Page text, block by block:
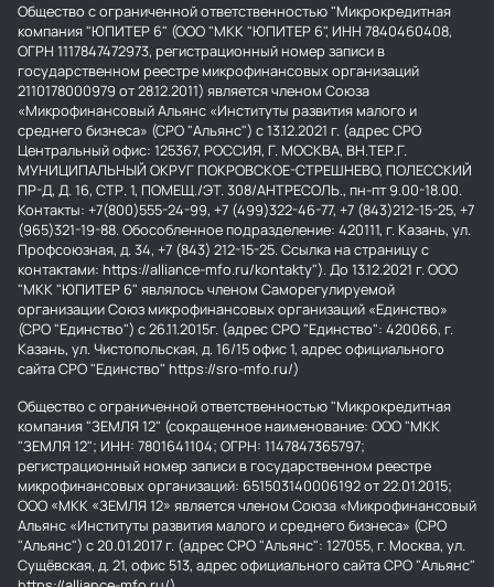
Общество с ограниченной ответственностью "Микрокредитная
компания "ЮПИТЕР 6" (ООО "МКК "ЮПИТЕР 6", ИНН 7840460408,
ОГРН 1117847472973, регистрационный номер записи в
государственном реестре микрофинансовых организаций
2110178000979 от 28.12.2011) является членом Союза
«Микрофинансовый Альянс «Институты развития малого и
среднего бизнеса» (СРО "Альянс") с 13.12.2021 г. (адрес СРО
Центральный офис: 125367, РОССИЯ, Г. МОСКВА, ВН.ТЕР.Г.
МУНИЦИПАЛЬНЫЙ ОКРУГ ПОКРОВСКОЕ-СТРЕШНЕВО, ПОЛЕССКИЙ
ПР-Д, Д. 16, СТР. 1, ПОМЕЩ./ЭТ. 308/АНТРЕСОЛЬ., пн-пт 9.00-18.00.
Контакты: +7(800)555-24-99, +7 (499)322-46-77, +7 (843)212-15-25, +7
(965)321-19-88. Обособленное подразделение: 420111, г. Казань, ул.
Профсоюзная, д. 34, +7 (843) 212-15-25. Ссылка на страницу с
контактами: https://alliance-mfo.ru/kontakty"). До 13.12.2021 г. ООО
"МКК "ЮПИТЕР 6" являлось членом Саморегулируемой
организации Союз микрофинансовых организаций «Единство»
(СРО "Единство") с 26.11.2015г. (адрес СРО "Единство": 420066, г.
Казань, ул. Чистопольская, д. 16/15 офис 1, адрес официального
сайта СРО "Единство" https://sro-mfo.ru/)
Общество с ограниченной ответственностью "Микрокредитная
компания "ЗЕМЛЯ 12" (сокращенное наименование: ООО "МКК
"ЗЕМЛЯ 12"; ИНН: 7801641104; ОГРН: 1147847365797;
регистрационный номер записи в государственном реестре
микрофинансовых организаций: 651503140006192 от 22.01.2015;
ООО «МКК «ЗЕМЛЯ 12» является членом Союза «Микрофинансовый
Альянс «Институты развития малого и среднего бизнеса» (СРО
"Альянс") с 20.01.2017 г. (адрес СРО "Альянс": 127055, г. Москва, ул.
Сущёвская, д. 21, офис 513, адрес официального сайта СРО "Альянс"